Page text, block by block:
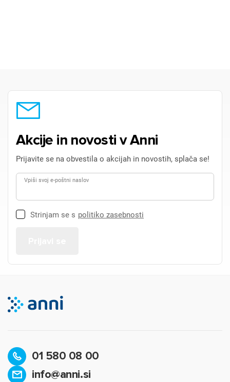
Akcije in novosti v Anni
Prijavite se na obvestila o akcijah in novostih, splača se!
Vpiši svoj e-poštni naslov
Strinjam se s politiko zasebnosti
01 580 08 00
info@anni.si